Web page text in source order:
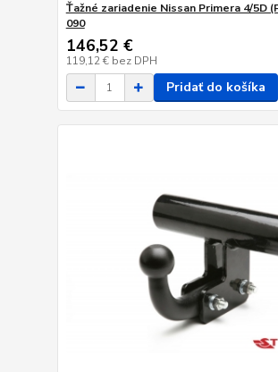
Ťažné zariadenie Nissan Primera 4/5D
090
146,52 €
119,12 € bez DPH
Pridať do košíka